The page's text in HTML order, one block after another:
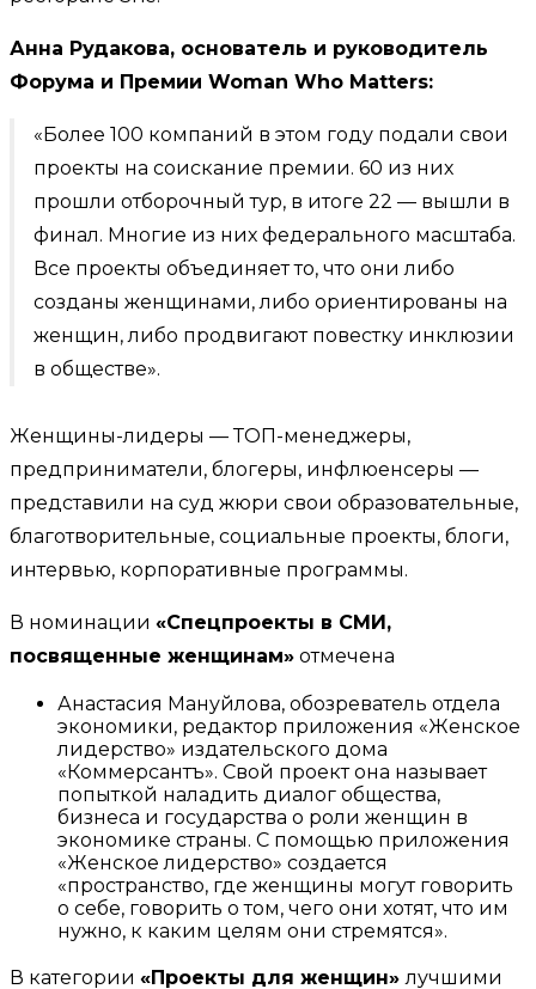
Анна Рудакова, основатель и руководитель
Форума и Премии Woman Who Matters:
«Более 100 компаний в этом году подали свои
проекты на соискание премии. 60 из них
прошли отборочный тур, в итоге 22 — вышли в
финал. Многие из них федерального масштаба.
Все проекты объединяет то, что они либо
созданы женщинами, либо ориентированы на
женщин, либо продвигают повестку инклюзии
в обществе».
Женщины-лидеры — ТОП-менеджеры,
предприниматели, блогеры, инфлюенсеры —
представили на суд жюри свои образовательные,
благотворительные, социальные проекты, блоги,
интервью, корпоративные программы.
В номинации «Спецпроекты в СМИ,
посвященные женщинам» отмечена
Анастасия Мануйлова, обозреватель отдела
экономики, редактор приложения «Женское
лидерство» издательского дома
«Коммерсантъ». Свой проект она называет
попыткой наладить диалог общества,
бизнеса и государства о роли женщин в
экономике страны. С помощью приложения
«Женское лидерство» создается
«пространство, где женщины могут говорить
о себе, говорить о том, чего они хотят, что им
нужно, к каким целям они стремятся».
В категории «Проекты для женщин» лучшими